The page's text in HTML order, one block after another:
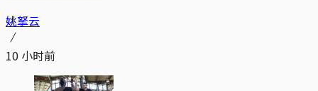
姚拏云
10 小时前